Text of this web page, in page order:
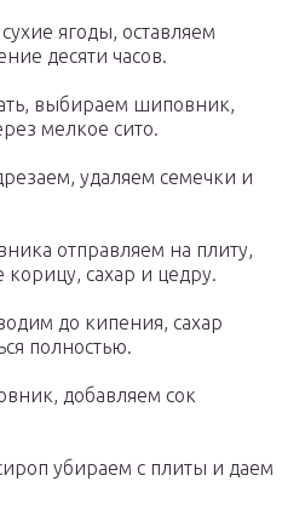
ягоды, оставляем
десяти часов.
выбираем шиповник,
мелкое сито.
удаляем семечки и
отправляем на плиту,
сахар и цедру.
до кипения, сахар
полностью.
добавляем сок
убираем с плиты и даем